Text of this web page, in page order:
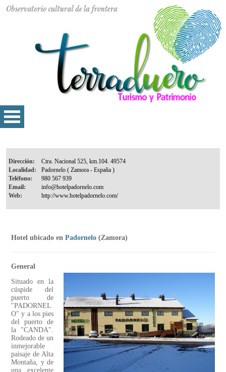
Dirección:
Localidad:
Teléfono:
Email:
Web:
Hotel ubicado en Padornelo (Zamora)
General
Situado en la
cúspide del
puerto de
"PADORNEL
O" y a los pies
del puerto de
la "CANDA".
Rodeado de un
inmejorable
paisaje de Alta
Montaña, y de
una excelente